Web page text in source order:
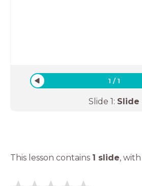
1 /1
Slide 1: Slide
This lesson contains 1 slide, with